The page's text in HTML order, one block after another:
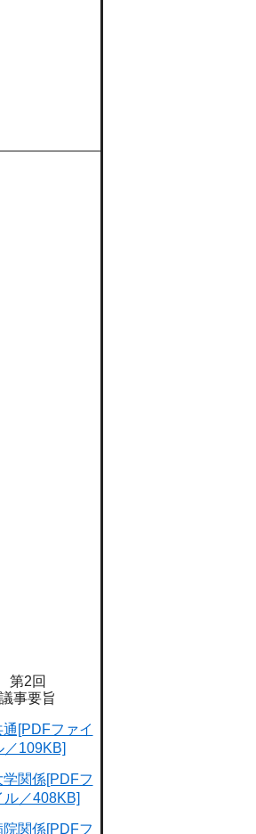
第2回
議事要旨
通[PDFファイ
／109KB]
学関係[PDFフ
ル／408KB]
院関係[PDFフ